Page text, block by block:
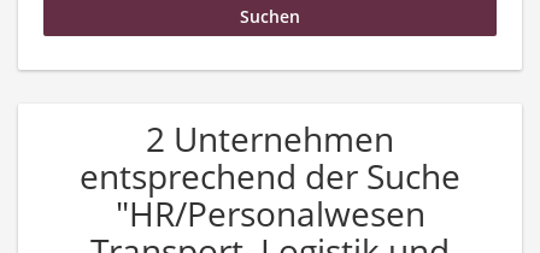
2 Unternehmen
entsprechend der Suche
"HR/Personalwesen